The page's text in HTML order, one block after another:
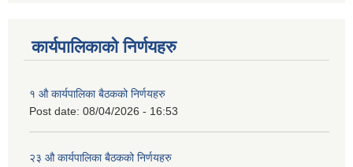
कार्यपालिकाको निर्णयहरु
१ औ कार्यपालिका बैठकको निर्णयहरु
Post date: 08/04/2026 - 16:53
२३ औ कार्यपालिका बैठकको निर्णयहरु